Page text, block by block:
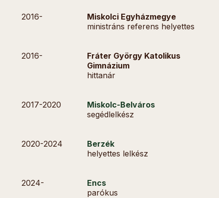
2016-
Miskolci Egyházmegye
ministráns referens helyettes
2016-
Fráter György Katolikus
Gimnázium
hittanár
2017-2020
Miskolc-Belváros
segédlelkész
2020-2024
Berzék
helyettes lelkész
2024-
Encs
parókus